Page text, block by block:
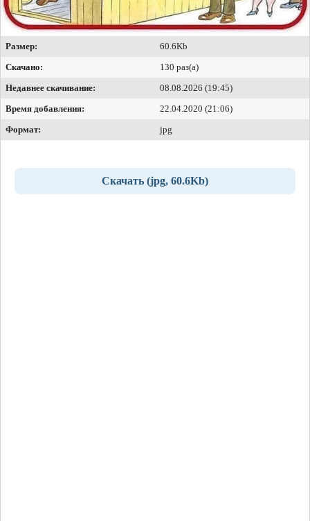
Размер:
60.6Kb
Скачано:
130 раз(а)
Недавнее скачивание:
08.08.2026 (19:45)
Время добавления:
22.04.2020 (21:06)
Формат:
jpg
Скачать (jpg, 60.6Kb)